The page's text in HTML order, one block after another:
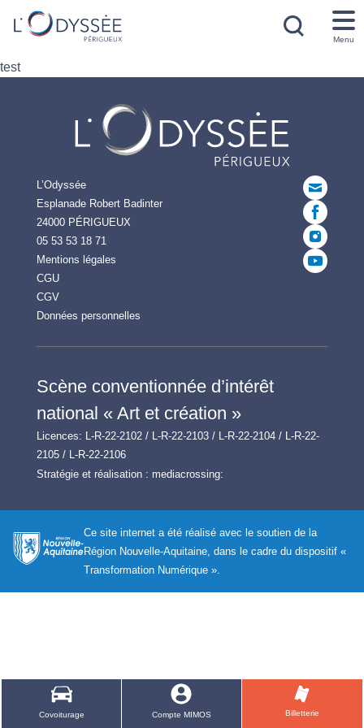
Covoiturage Compte MIMOS Billetterie
Menu
test
L’Odyssée
Esplanade Robert Badinter
24000 PÉRIGUEUX
05 53 53 18 71
Mentions légales
CGU
CGV
Données personnelles
Scène conventionnée d’intérêt
national « Art et création »
Licences: L-R-22-2102 / L-R-22-2103 / L-R-22-2104 / L-R-22-
2105 / L-R-22-2106
Stratégie et réalisation : mediacrossing:
Ce site internet a été réalisé avec le soutien de la
Région Nouvelle-Aquitaine, dans le cadre du dispositif «
Transformation Numérique ».